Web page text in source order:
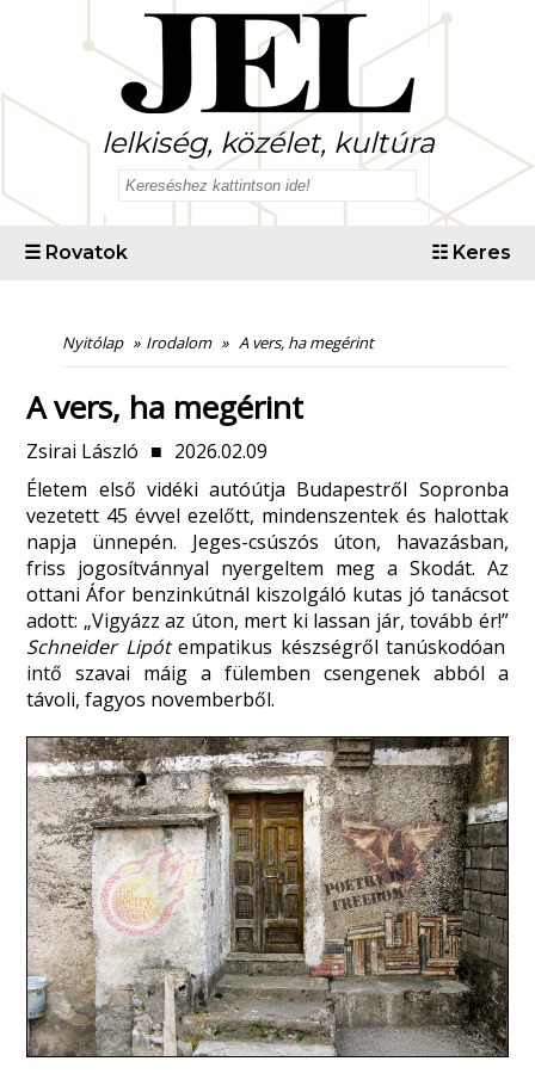
lelkiség, közélet, kultúra
☰ Rovatok ☷ Keres
Nyitólap » Irodalom » A vers, ha megérint
A vers, ha megérint
Zsirai László ■ 2026.02.09
Életem első vidéki autóútja Budapestről Sopronba
vezetett 45 évvel ezelőtt, mindenszentek és halottak
napja ünnepén. Jeges-csúszós úton, havazásban,
friss jogosítvánnyal nyergeltem meg a Skodát. Az
ottani Áfor benzinkútnál kiszolgáló kutas jó tanácsot
adott: „Vigyázz az úton, mert ki lassan jár, tovább ér!”
Schneider Lipótempatikus készségről tanúskodóan
intő szavai máig a fülemben csengenek abból a
távoli, fagyos novemberből.